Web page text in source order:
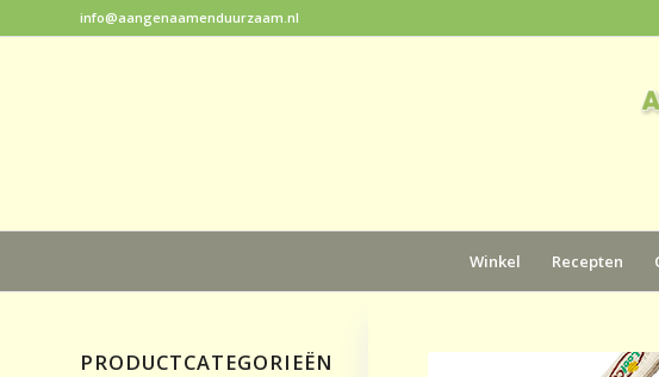
info@aangenaamenduurzaam.nl
Winkel Recepten
PRODUCTCATEGORIEËN